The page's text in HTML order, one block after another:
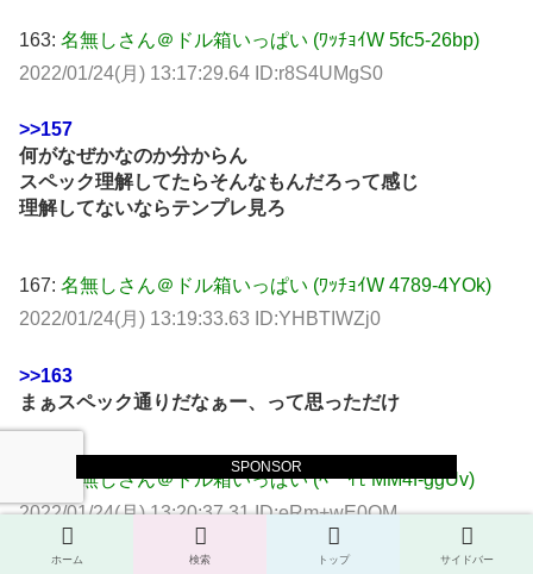
SPONSOR
163: 名無しさん＠ドル箱いっぱい (ﾜｯﾁｮｲW 5fc5-26bp)
2022/01/24(月) 13:17:29.64 ID:r8S4UMgS0
>>157
何がなぜかなのか分からん
スペック理解してたらそんなもんだろって感じ
理解してないならテンプレ見ろ
167: 名無しさん＠ドル箱いっぱい (ﾜｯﾁｮｲW 4789-4YOk)
2022/01/24(月) 13:19:33.63 ID:YHBTIWZj0
>>163
まぁスペック通りだなぁー、って思っただけ
名無しさん＠ドル箱いっぱい (ﾍﾞｰｲﾓ MM4f-ggUv)
2022/01/24(月) 13:20:37.31 ID:eRm+wE0OM
せっかく華とかいうクソ台で機歴作って買えるのがこの台
ホーム 検索 トップ サイドバー